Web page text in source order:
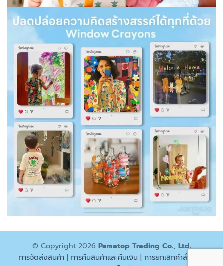
© Copyright 2026 Pamatop Trading Co., Ltd.
การจัดส่งสินค้า | การคืนสินค้าและคืนเงิน | การยกเลิกคำสั่งซื้อ